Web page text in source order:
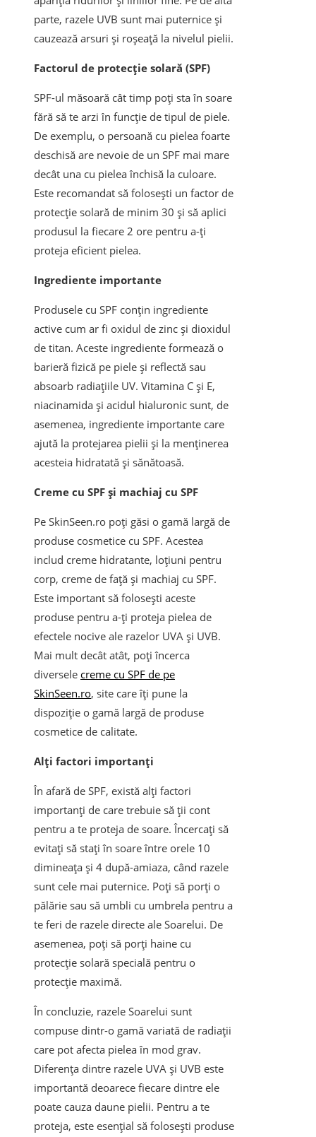
parte, razele UVB sunt mai puternice și
cauzează arsuri și roșeață la nivelul pielii.
Factorul de protecție solară (SPF)
SPF-ul măsoară cât timp poți sta în soare
fără să te arzi în funcție de tipul de piele.
De exemplu, o persoană cu pielea foarte
deschisă are nevoie de un SPF mai mare
decât una cu pielea închisă la culoare.
Este recomandat să folosești un factor de
protecție solară de minim 30 și să aplici
produsul la fiecare 2 ore pentru a-ți
proteja eficient pielea.
Ingrediente importante
Produsele cu SPF conțin ingrediente
active cum ar fi oxidul de zinc și dioxidul
de titan. Aceste ingrediente formează o
barieră fizică pe piele și reflectă sau
absoarb radiațiile UV. Vitamina C și E,
niacinamida și acidul hialuronic sunt, de
asemenea, ingrediente importante care
ajută la protejarea pielii și la menținerea
acesteia hidratată și sănătoasă.
Creme cu SPF și machiaj cu SPF
Pe SkinSeen.ro poți găsi o gamă largă de
produse cosmetice cu SPF. Acestea
includ creme hidratante, loțiuni pentru
corp, creme de față și machiaj cu SPF.
Este important să folosești aceste
produse pentru a-ți proteja pielea de
efectele nocive ale razelor UVA și UVB.
Mai mult decât atât, poți încerca
diversele creme cu SPF de pe
SkinSeen.ro, site care îți pune la
dispoziție o gamă largă de produse
cosmetice de calitate.
Alți factori importanți
În afară de SPF, există alți factori
importanți de care trebuie să ții cont
pentru a te proteja de soare. Încercați să
evitați să stați în soare între orele 10
dimineața și 4 după-amiaza, când razele
sunt cele mai puternice. Poți să porți o
pălărie sau să umbli cu umbrela pentru a
te feri de razele directe ale Soarelui. De
asemenea, poți să porți haine cu
protecție solară specială pentru o
protecție maximă.
În concluzie, razele Soarelui sunt
compuse dintr-o gamă variată de radiații
care pot afecta pielea în mod grav.
Diferența dintre razele UVA și UVB este
importantă deoarece fiecare dintre ele
poate cauza daune pielii. Pentru a te
proteja, este esențial să folosești produse